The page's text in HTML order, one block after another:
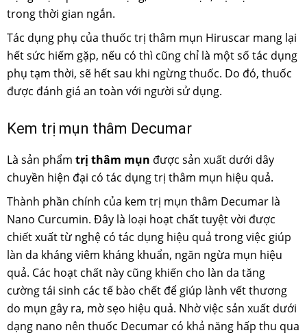
trong thời gian ngắn.
Tác dụng phụ của thuốc trị thâm mụn Hiruscar mang lại
hết sức hiếm gặp, nếu có thì cũng chỉ là một số tác dụng
phụ tạm thời, sẽ hết sau khi ngừng thuốc. Do đó, thuốc
được đánh giá an toàn với người sử dụng.
Kem trị mụn thâm Decumar
Là sản phẩm trị thâm mụn được sản xuất dưới dây
chuyền hiện đại có tác dụng trị thâm mụn hiệu quả.
Thành phần chính của kem trị mụn thâm Decumar là
Nano Curcumin. Đây là loại hoạt chất tuyệt vời được
chiết xuất từ nghệ có tác dụng hiệu quả trong việc giúp
làn da kháng viêm kháng khuẩn, ngăn ngừa mụn hiệu
quả. Các hoạt chất này cũng khiến cho làn da tăng
cường tái sinh các tế bào chết để giúp lành vết thương
do mụn gây ra, mờ sẹo hiệu quả. Nhờ việc sản xuất dưới
dạng nano nên thuốc Decumar có khả năng hấp thu qua